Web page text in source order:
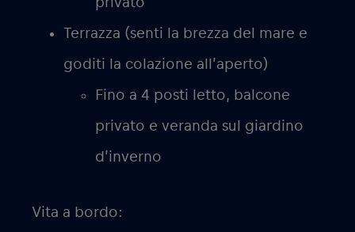
Terrazza (senti la brezza del mare e
goditi la colazione all’aperto)
Fino a 4 posti letto, balcone
privato e veranda sul giardino
d’inverno
Vita a bordo: